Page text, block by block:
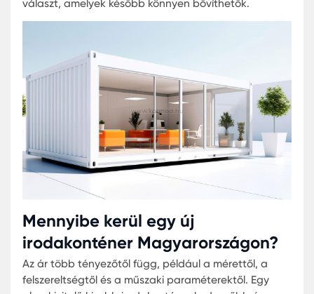
álom valóra vált, nem?
Milyen irodakonténert érdemes
választani?
Az ideális irodakonténer kiválasztása elsősorban
felhasználási céltól függ. Más megoldás
egy kisebb építési területre, és más egy
távon működő vállalati irodához.
Érdemes figyelembe venni:
a szükséges alapterületet
a dolgozók számát
a szigetelés minőségét
a belső elrendezést